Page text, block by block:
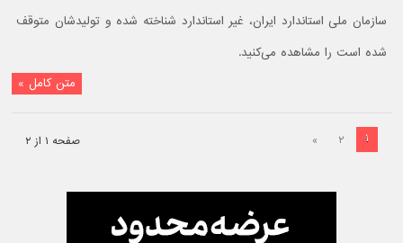
سازمان ملی استاندارد ایران، غیر استاندارد شناخته شده و تولیدشان متوقف
شده است را مشاهده می‌کنید.
متن کامل »
صفحه ۱ از ۲ ۱ ۲ »